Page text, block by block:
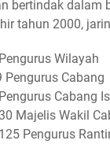
bertindak dalam
tahun 2000,
Wilayah
Pengurus Cabang
Cabang
Majelis Wakil
Pengurus